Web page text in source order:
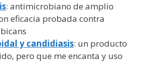
: antimicrobiano de amplio
eficacia probada contra
y candidiasis: un producto
pero que me encanta y uso